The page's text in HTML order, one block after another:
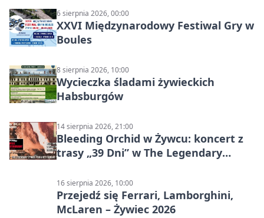
6 sierpnia 2026, 00:00
XXVI Międzynarodowy Festiwal Gry w
Boules
8 sierpnia 2026, 10:00
Wycieczka śladami żywieckich
Habsburgów
14 sierpnia 2026, 21:00
Bleeding Orchid w Żywcu: koncert z
trasy „39 Dni” w The Legendary
16 sierpnia 2026, 10:00
Przejedź się Ferrari, Lamborghini,
McLaren – Żywiec 2026